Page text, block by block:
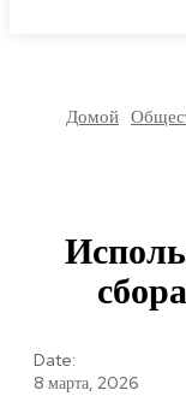
Домой
Date:
8 марта, 2026